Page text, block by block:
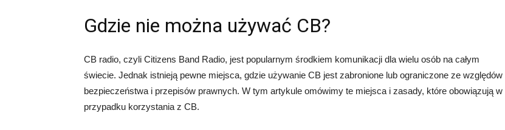
Gdzie nie można używać CB?
CB radio, czyli Citizens Band Radio, jest popularnym środkiem komunikacji dla wielu osób na całym
świecie. Jednak istnieją pewne miejsca, gdzie używanie CB jest zabronione lub ograniczone ze względów
bezpieczeństwa i przepisów prawnych. W tym artykule omówimy te miejsca i zasady, które obowiązują w
przypadku korzystania z CB.